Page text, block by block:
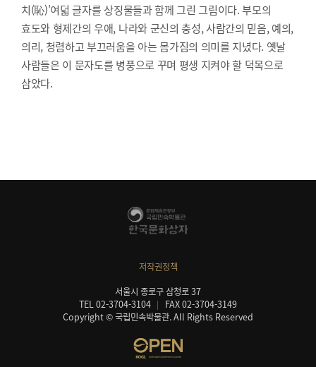
치(恥)’여덟 글자를 상징물들과 함께 그린 그림이다. 부모의
효도와 형제간의 우애, 나라와 군신의 충성, 사람간의 믿음, 예의,
의리, 청렴하고 부끄러움을 아는 몸가짐의 의미를 지녔다. 옛날
사람들은 이 문자도를 병풍으로 꾸며 평생 지켜야 할 덕목으로
삼았다.
저작권정책
서울시 종로구 삼청로 37
TEL 02-3704-3104
FAX 02-3704-3149
Copyright © 국립민속박물관. All Rights Reserved